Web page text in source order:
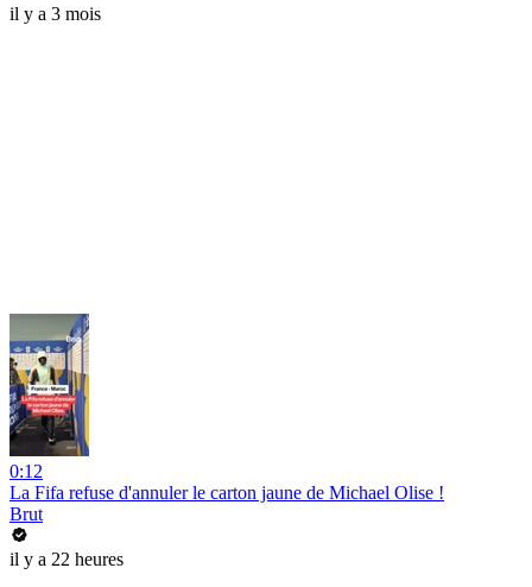
il y a 3 mois
0:12
La Fifa refuse d'annuler le carton jaune de Michael Olise !
Brut
il y a 22 heures